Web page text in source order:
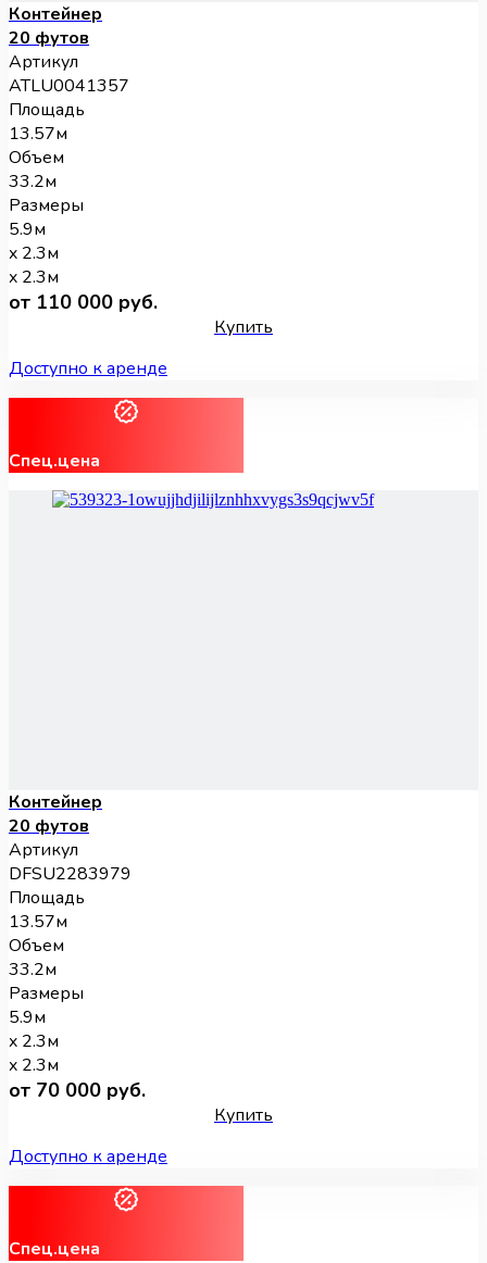
Контейнер
20 футов
Артикул
ATLU0041357
Площадь
13.57м
Объем
33.2м
Размеры
5.9м
x 2.3м
x 2.3м
от 110 000 руб.
Купить
Доступно к аренде
Спец.цена
Контейнер
20 футов
Артикул
DFSU2283979
Площадь
13.57м
Объем
33.2м
Размеры
5.9м
x 2.3м
x 2.3м
от 70 000 руб.
Купить
Доступно к аренде
Спец.цена